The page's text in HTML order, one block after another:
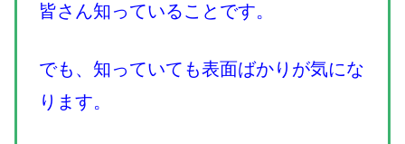
皆さん知っていることです。
でも、知っていても表面ばかりが気にな
ります。